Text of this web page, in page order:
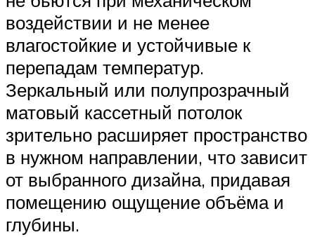
воздействии и не менее
влагостойкие и устойчивые к
перепадам температур.
Зеркальный или полупрозрачный
матовый кассетный потолок
зрительно расширяет пространство
в нужном направлении, что зависит
от выбранного дизайна, придавая
помещению ощущение объёма и
глубины.